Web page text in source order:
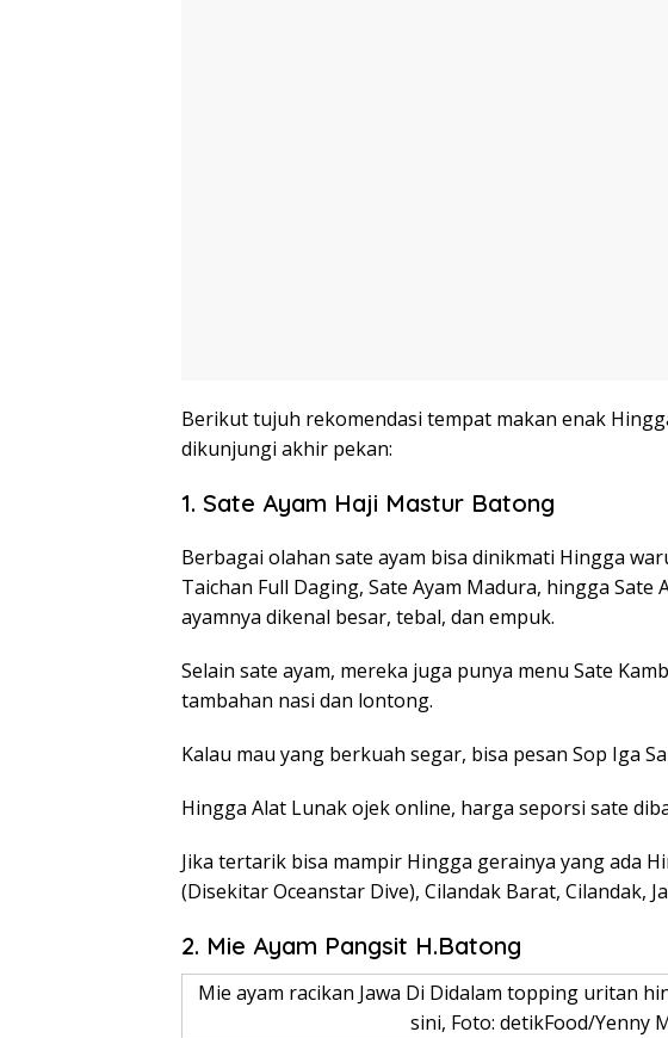
Berikut tujuh rekomendasi tempat makan enak
dikunjungi akhir pekan:
1. Sate Ayam Haji Mastur Batong
Berbagai olahan sate ayam bisa dinikmati Hingga
Taichan Full Daging, Sate Ayam Madura, hingga Sate
ayamnya dikenal besar, tebal, dan empuk.
Selain sate ayam, mereka juga punya menu Sate
tambahan nasi dan lontong.
Kalau mau yang berkuah segar, bisa pesan Sop Iga
Hingga Alat Lunak ojek online, harga seporsi sate
Jika tertarik bisa mampir Hingga gerainya yang ada
(Disekitar Oceanstar Dive), Cilandak Barat, Cilandak,
2. Mie Ayam Pangsit H.Batong
Mie ayam racikan Jawa Di Didalam topping uritan
sini, Foto: detikFood/Yenny